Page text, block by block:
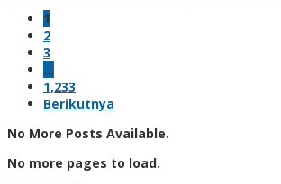
1
2
3
…
1,233
Berikutnya
No More Posts Available.
No more pages to load.